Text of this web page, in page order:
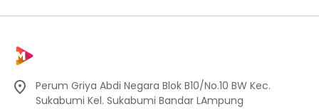
Perum Griya Abdi Negara Blok B10/No.10 BW Kec.
Sukabumi Kel. Sukabumi Bandar LAmpung